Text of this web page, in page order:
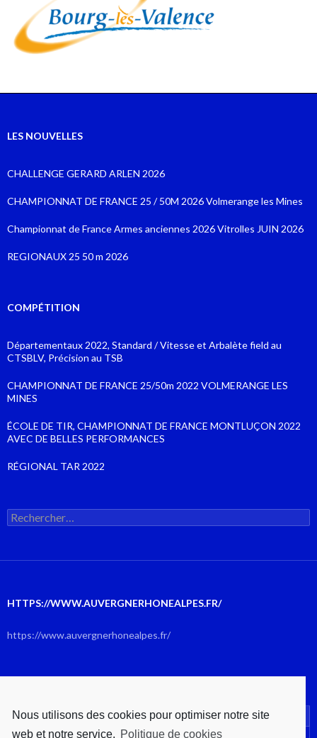
LES NOUVELLES
CHALLENGE GERARD ARLEN 2026
CHAMPIONNAT DE FRANCE 25 / 50M 2026 Volmerange les Mines
Championnat de France Armes anciennes 2026 Vitrolles JUIN 2026
REGIONAUX 25 50 m 2026
COMPÉTITION
Départementaux 2022, Standard / Vitesse et Arbalète field au
CTSBLV, Précision au TSB
CHAMPIONNAT DE FRANCE 25/50m 2022 VOLMERANGE LES
MINES
ÉCOLE DE TIR, CHAMPIONNAT DE FRANCE MONTLUÇON 2022
AVEC DE BELLES PERFORMANCES
RÉGIONAL TAR 2022
Rechercher :
HTTPS://WWW.AUVERGNERHONEALPES.FR/
https://www.auvergnerhonealpes.fr/
L M M J V S
Nous utilisons des cookies pour optimiser notre site
web et notre service. Politique de cookies